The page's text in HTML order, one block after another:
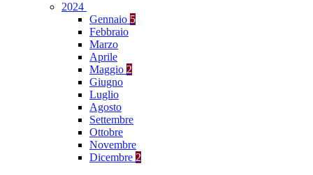
2024
Gennaio 5
Febbraio
Marzo
Aprile
Maggio 2
Giugno
Luglio
Agosto
Settembre
Ottobre
Novembre
Dicembre 2